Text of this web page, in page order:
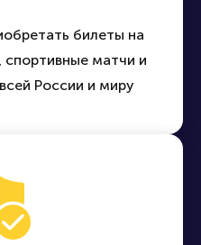
билеты на
спортивные матчи и
России и миру